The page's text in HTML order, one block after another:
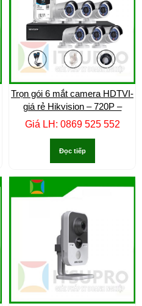
Trọn gói 6 mắt camera HDTVI-
giá rẻ Hikvision – 720P –
Giá LH: 0869 525 552
Đọc tiếp